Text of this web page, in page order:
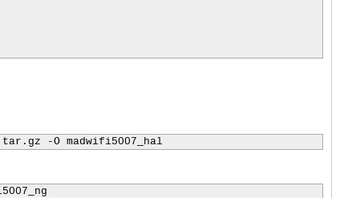
-O madwifi5007_hal